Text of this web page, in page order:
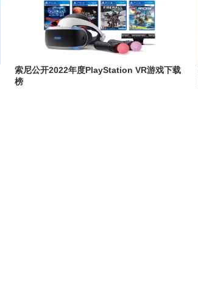
索尼公开2022年度PlayStation VR游戏下载
榜